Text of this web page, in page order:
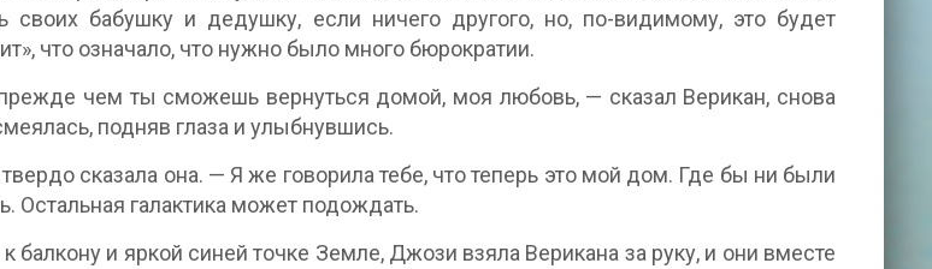
своих бабушку и дедушку, если ничего другого, но, по-видимому, это будет
что означало, что нужно было много бюрократии.
чем ты сможешь вернуться домой, моя любовь, — сказал Верикан, снова
подняв глаза и улыбнувшись.
сказала она. — Я же говорила тебе, что теперь это мой дом. Где бы ни были
Остальная галактика может подождать.
балкону и яркой синей точке Земле, Джози взяла Верикана за руку, и они вместе